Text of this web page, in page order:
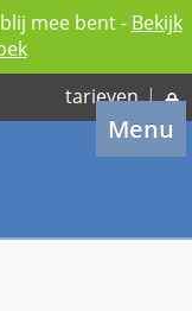
mee bent - Bekijk
tarieven |
Menu